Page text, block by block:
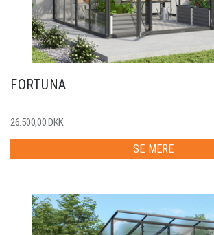
FORTUNA
26.500,00 DKK
SE MERE